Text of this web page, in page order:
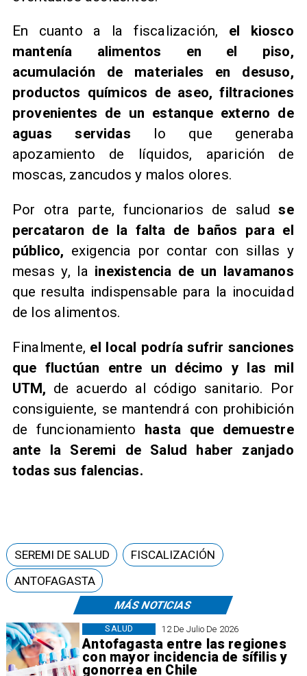
En cuanto a la fiscalización, el kiosco
mantenía alimentos en el piso,
acumulación de materiales en desuso,
productos químicos de aseo, filtraciones
provenientes de un estanque externo de
aguas servidas
lo que generaba
apozamiento de líquidos, aparición de
moscas, zancudos y malos olores.
Por otra parte, funcionarios de salud se
percataron de la falta de baños para el
público, exigencia por contar con sillas y
mesas y, la inexistencia de un lavamanos
que resulta indispensable para la inocuidad
de los alimentos.
Finalmente, el local podría sufrir sanciones
que fluctúan entre un décimo y las mil
UTM, de acuerdo al código sanitario. Por
consiguiente, se mantendrá con prohibición
de funcionamiento hasta que demuestre
ante la Seremi de Salud haber zanjado
todas sus falencias.
MÁS NOTICIAS
12 De Julio De 2026
Antofagasta entre las regiones
con mayor incidencia de sífilis y
gonorrea en Chile
SALUD
SEREMI DE SALUD
FISCALIZACIÓN
ANTOFAGASTA